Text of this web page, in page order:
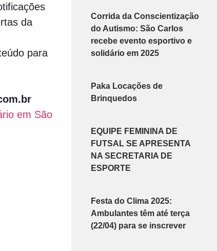
da
para
em São
Corrida da Conscientização
do Autismo: São Carlos
recebe evento esportivo e
solidário em 2025
Paka Locações de
Brinquedos
EQUIPE FEMININA DE
FUTSAL SE APRESENTA
NA SECRETARIA DE
ESPORTE
Festa do Clima 2025:
Ambulantes têm até terça
(22/04) para se inscrever